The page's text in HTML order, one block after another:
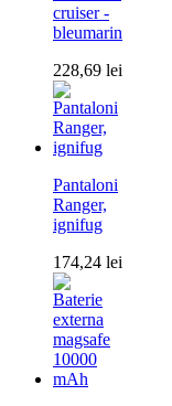
cruiser -
bleumarin
228,69 lei
Pantaloni
Ranger,
ignifug
174,24 lei